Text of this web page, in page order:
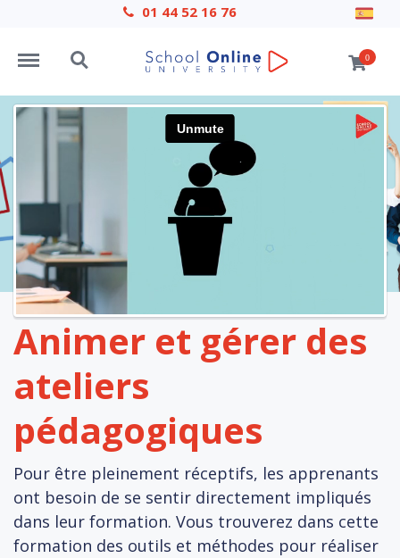
01 44 52 16 76
Menu Search 0
Animer et gérer des
ateliers
pédagogiques
Pour être pleinement réceptifs, les apprenants
ont besoin de se sentir directement impliqués
dans leur formation. Vous trouverez dans cette
formation des outils et méthodes pour réaliser